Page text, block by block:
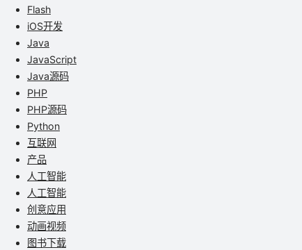
Flash
iOS开发
Java
JavaScript
Java源码
PHP
PHP源码
Python
互联网
产品
人工智能
人工智能
创意应用
动画视频
图书下载